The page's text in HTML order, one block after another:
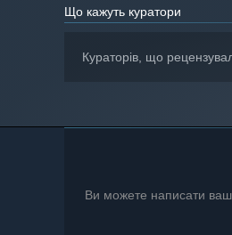
Що кажуть куратори
Кураторів, що
Ви можете написати